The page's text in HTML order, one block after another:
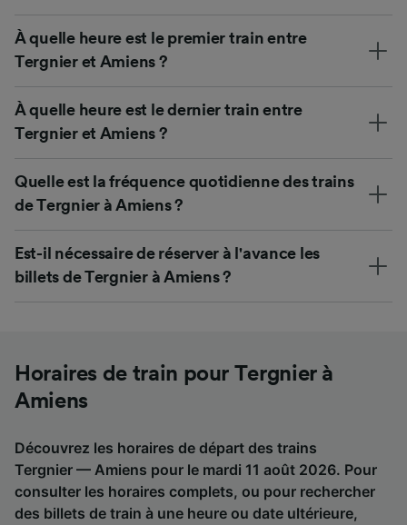
À quelle heure est le premier train entre
Tergnier et Amiens ?
À quelle heure est le dernier train entre
Tergnier et Amiens ?
Quelle est la fréquence quotidienne des trains
de Tergnier à Amiens ?
Est-il nécessaire de réserver à l'avance les
billets de Tergnier à Amiens ?
Horaires de train pour Tergnier à
Amiens
Découvrez les horaires de départ des trains
Tergnier — Amiens pour le mardi 11 août 2026. Pour
consulter les horaires complets, ou pour rechercher
des billets de train à une heure ou date ultérieure,